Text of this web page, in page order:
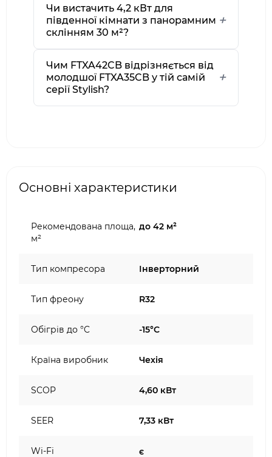
Чи вистачить 4,2 кВт для
південної кімнати з панорамним
склінням 30 м²?
Чим FTXA42CB відрізняється від
молодшої FTXA35CB у тій самій
серії Stylish?
Основні характеристики
Рекомендована площа,
м²
до 42 м²
Тип компресора Інверторний
Тип фреону R32
Обігрів до °C -15°C
Країна виробник Чехія
SCOP 4,60 кВт
SEER 7,33 кВт
Wi-Fi є